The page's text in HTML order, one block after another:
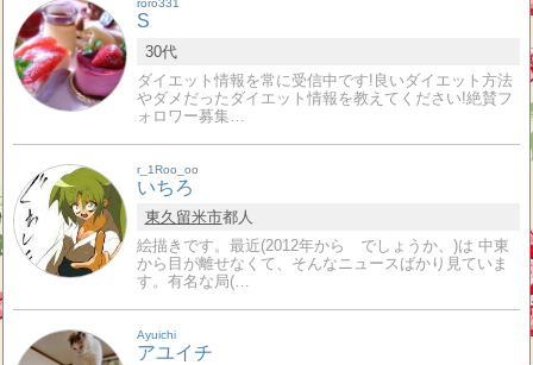
roro331
S
30代
ダイエット情報を常に受信中です!良いダイエット方法
やダメだったダイエット情報を教えてください!絶賛フ
ォロワー募集…
r_1Roo_oo
いちろ
東久留米市都人
絵描きです。最近(2012年から でしょうか、)は 中東
から目が離せなくて、そんなニュースばかり見ていま
す。有名な局(…
Ayuichi
アユイチ